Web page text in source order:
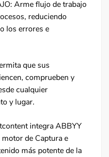
Arme flujo de trabajo
reduciendo
los errores e
que sus
comprueben y
cualquier
y lugar.
integra ABBYY
de Captura e
más potente de la